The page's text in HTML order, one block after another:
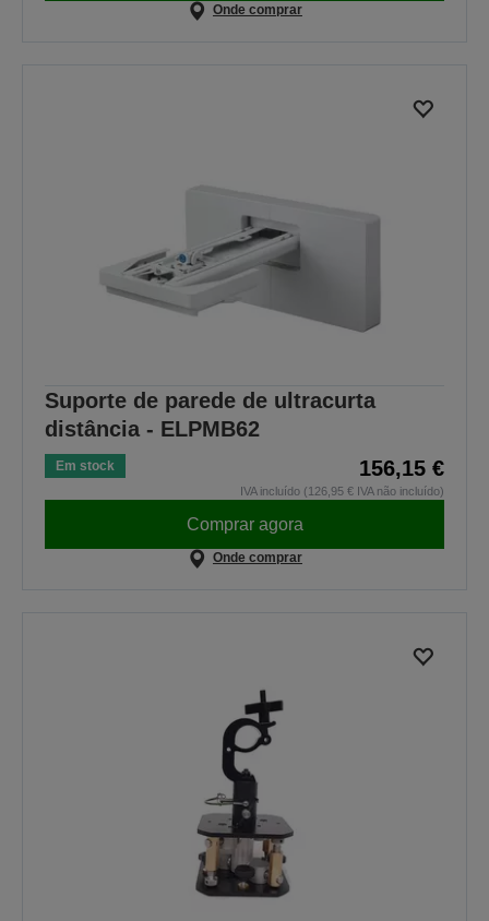
Onde comprar
Suporte de parede de ultracurta
distância - ELPMB62
Em stock 156,15 €
IVA incluído (126,95 € IVA não incluído)
Comprar agora
Onde comprar